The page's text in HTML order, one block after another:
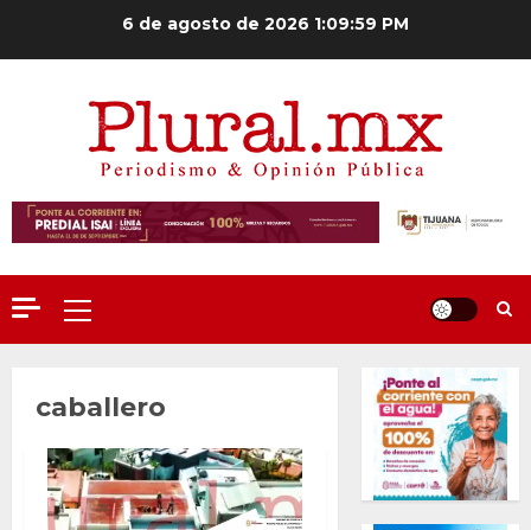
6 de agosto de 20261:10:00 PM
Menú
principal
caballero